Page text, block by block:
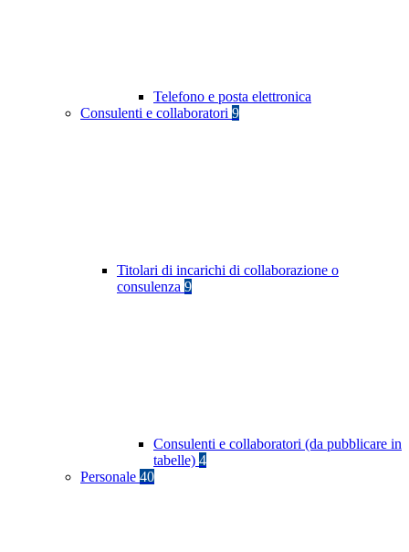
Telefono e posta elettronica
Consulenti e collaboratori 9
Titolari di incarichi di collaborazione o
consulenza 9
Consulenti e collaboratori (da pubblicare in
tabelle) 4
Personale 40